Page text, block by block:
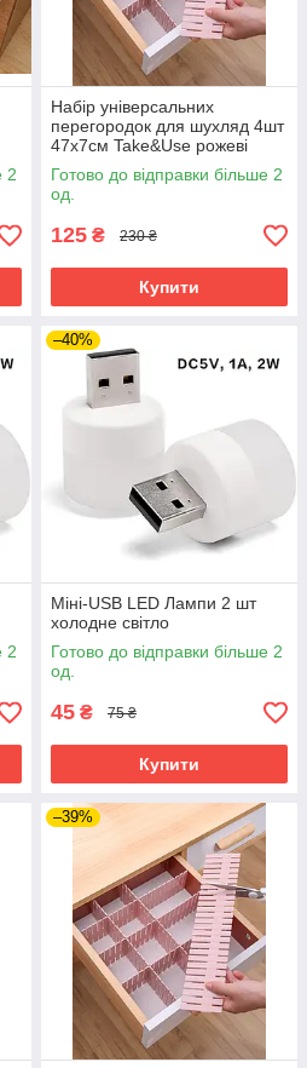
2
Набір універсальних
перегородок для шухляд 4шт
47х7см Take&Use рожеві
конструктор органайзер
Готово до відправки більше 2
од.
125 ₴ 230 ₴
Купити
2
–40%
Міні-USB LED Лампи 2 шт
холодне світло
Готово до відправки більше 2
од.
45 ₴ 75 ₴
Купити
–39%